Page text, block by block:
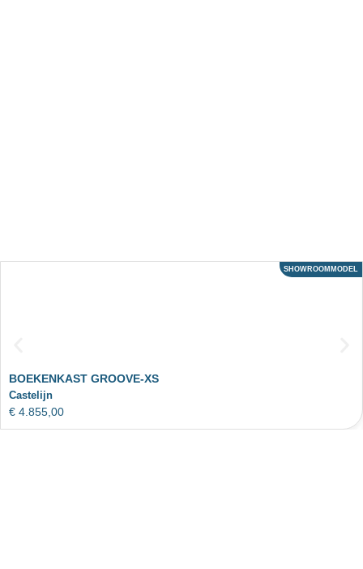
ACTIE
SHOWROOMMODEL
BOEKENKAST GROOVE-XS
Castelijn
€ 4.855,00